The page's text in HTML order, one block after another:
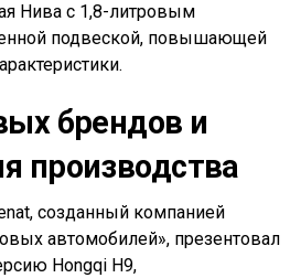
Нива с 1,8-литровым
подвеской, повышающей
брендов и
производства
созданный компанией
автомобилей», презентовал
Hongqi H9,